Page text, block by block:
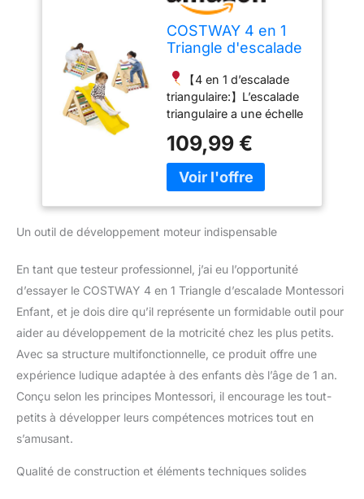
COSTWAY 4 en 1
Triangle d'escalade
avec Toboggan,
Echelle d'escalade
en Bois avec Filet,
Inclinaison
Réglable, Intérieur,
Charge 50kg pour
Enfants de 1 an+
【4 en 1 d’escalade
triangulaire:】L’escalade
triangulaire a une échelle
d'escalade et un filet
d'escalade solide, avec le
toboggan, il apporte un
【Construction en
ce jouet d'escalade sont
en bois de bouleau
naturel et en bois de
hêtre. Ils n'ont pas
d'odeur et sont sans
danger pour les
enfants.Charge 50kg
intérieur.
【Sécurité
avant tout:】Doté d'une
côtés n'est pas facile à
109,99 €
Un outil de développement moteur indispensable
En tant que testeur professionnel, j’ai eu l’opportunité
d’essayer le COSTWAY 4 en 1 Triangle d’escalade Montessori
Enfant, et je dois dire qu’il représente un formidable outil pour
aider au développement de la motricité chez les plus petits.
Avec sa structure multifonctionnelle, ce produit offre une
expérience ludique adaptée à des enfants dès l’âge de 1 an.
Conçu selon les principes Montessori, il encourage les tout-
petits à développer leurs compétences motrices tout en
s’amusant.
Qualité de construction et éléments techniques solides